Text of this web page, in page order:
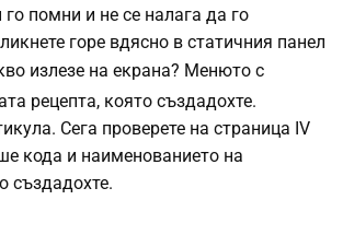
помни и не се налага да го
горе вдясно в статичния панел
излезе на екрана? Менюто с
рецепта, която създадохте.
Сега проверете на страница IV
кода и наименованието на
създадохте.